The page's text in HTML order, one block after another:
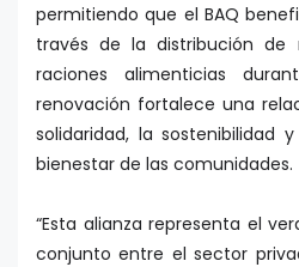
permitiendo que el BAQ
través de la distribución
raciones alimenticias
renovación fortalece una
solidaridad, la sostenibilidad
bienestar de las comunidades.
“Esta alianza representa el
conjunto entre el sector